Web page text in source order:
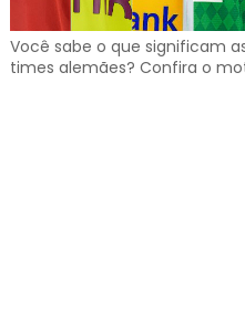
Você sabe o que significam
times alemães? Confira o